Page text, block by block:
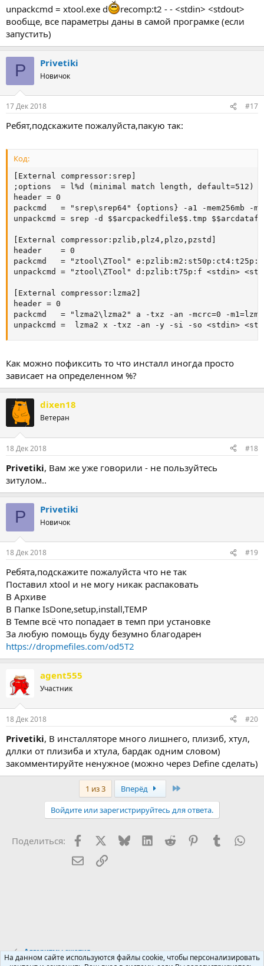
unpackcmd = xtool.exe d
recomp:t2 - - <stdin> <stdout>
вообще, все параметры даны в самой програмке (если
запустить)
P Privetiki
Новичок
17 Дек 2018 #17
Ребят,подскажите пожалуйста,пакую так:
Код:
[External compressor:srep]
;options  = l%d (minimal match length, default=512)
header = 0
packcmd   = "srep\srep64" {options} -a1 -mem256mb -
unpackcmd = srep -d $$arcpackedfile$$.tmp
[External compressor:pzlib,plz4,plzo,pzstd]
header    = 0
packcmd   = "ztool\ZTool"
unpackcmd = "ztool\ZTool" d:pzlib:t75p:f <stdin>
[External compressor:lzma2]
header = 0
packcmd   = "lzma2\lzma2" a -txz -an -mcrc=0 -
unpackcmd =  lzma2 x -txz -an -y -si -so <stdin>
Как можно пофиксить то что инсталл иногда просто
зависает на определенном %?
dixen18
Ветеран
18 Дек 2018 #18
Privetiki, Вам же уже говорили - не пользуйтесь
зитулом..
P Privetiki
Новичок
18 Дек 2018 #19
Ребята,подскажите пожалуйста что не так
Поставил xtool и не могу никак распаковать
В Архиве
В Папке IsDone,setup,install,TEMP
В Темпе всё что попадает в темп при установке
За любую помощь буду безумно благодарен
https://dropmefiles.com/od5T2
agent555
Участник
18 Дек 2018 #20
Privetiki, В инсталляторе много лишнего, плизиб, хтул,
дллки от плизиба и хтула, бардак одним словом)
закомментируйте ненужное (можно через Define сделать)
1 из 3 Вперёд
Войдите или зарегистрируйтесь для ответа.
Поделиться: FacebookX (Twitter)
BlueskyLinkedInReddit PinterestTumblr
Электронная почта
Ссылка
Алгоритмы сжатия
На данном сайте используются файлы cookie, чтобы персонализировать